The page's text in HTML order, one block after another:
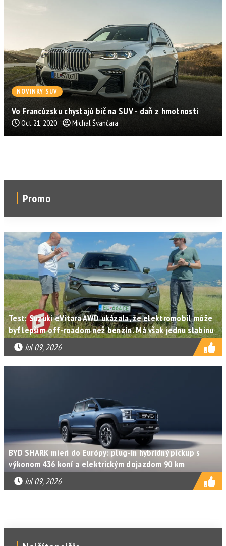
NOVINKY SUV
Vo Francúzsku chystajú bič na SUV - daň z hmotnosti
Oct 21, 2020 Michal Švančara
Promo
Test: Suzuki eVitara AWD ukázala, že elektromobil môže
byť lepším off-roadom než benzín. Má však jednu slabinu
Jul 09, 2026
BYD SHARK mieri do Európy: plug-in hybridný pickup s
výkonom 436 koní a elektrickým dojazdom 90 km
Jul 09, 2026